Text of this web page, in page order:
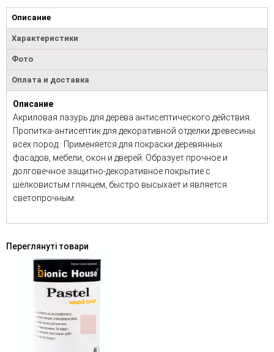
Описание
Характеристики
Фото
Оплата и доставка
Описание
Акриловая лазурь для дерева антисептического действия.
Пропитка-антисептик для декоративной отделки древесины
всех пород. Применяется для покраски деревянных
фасадов, мебели, окон и дверей. Образует прочное и
долговечное защитно-декоративное покрытие с
шелковистым глянцем, быстро высыхает и является
светопрочным.
Переглянуті товари